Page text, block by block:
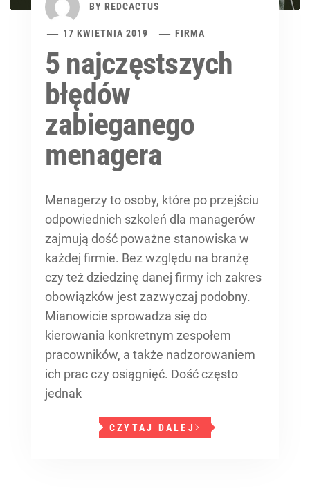
BY REDCACTUS
17 KWIETNIA 2019 FIRMA
5 najczęstszych
błędów
zabieganego
menagera
Menagerzy to osoby, które po przejściu
odpowiednich szkoleń dla managerów
zajmują dość poważne stanowiska w
każdej firmie. Bez względu na branżę
czy też dziedzinę danej firmy ich zakres
obowiązków jest zazwyczaj podobny.
Mianowicie sprowadza się do
kierowania konkretnym zespołem
pracowników, a także nadzorowaniem
ich prac czy osiągnięć. Dość często
jednak
CZYTAJ DALEJ